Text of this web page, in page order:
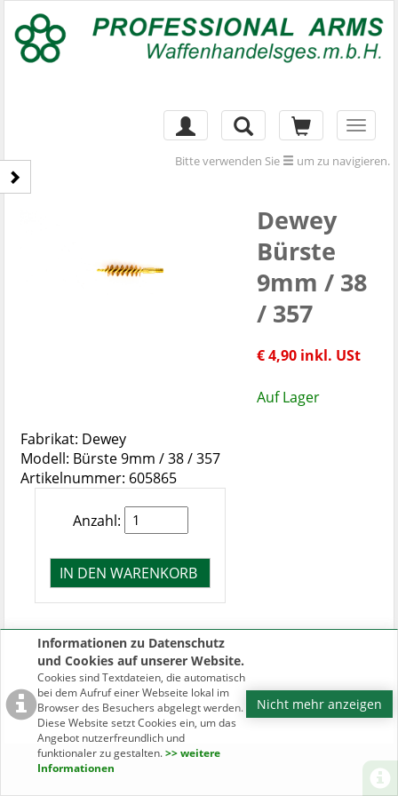
Informationen zu Datenschutz
und Cookies auf unserer Website.
Cookies sind Textdateien, die automatisch
bei dem Aufruf einer Webseite lokal im
Browser des Besuchers abgelegt werden.
Diese Website setzt Cookies ein, um das
Angebot nutzerfreundlich und
funktionaler zu gestalten.>> weitere
Informationen
Nicht mehr anzeigen
Bitte verwenden Sie um zu navigieren.
Dewey
Bürste
9mm / 38
/ 357
€ 4,90 inkl. USt
Auf Lager
Fabrikat: Dewey
Modell: Bürste 9mm / 38 / 357
Artikelnummer: 605865
Anzahl: